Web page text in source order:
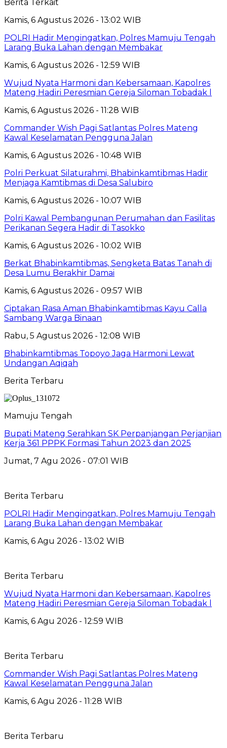
Berita Terkait
Kamis, 6 Agustus 2026 - 13:02 WIB
POLRI Hadir Mengingatkan, Polres Mamuju Tengah
Larang Buka Lahan dengan Membakar
Kamis, 6 Agustus 2026 - 12:59 WIB
Wujud Nyata Harmoni dan Kebersamaan, Kapolres
Mateng Hadiri Peresmian Gereja Siloman Tobadak l
Kamis, 6 Agustus 2026 - 11:28 WIB
Commander Wish Pagi Satlantas Polres Mateng
Kawal Keselamatan Pengguna Jalan
Kamis, 6 Agustus 2026 - 10:48 WIB
Polri Perkuat Silaturahmi, Bhabinkamtibmas Hadir
Menjaga Kamtibmas di Desa Salubiro
Kamis, 6 Agustus 2026 - 10:07 WIB
Polri Kawal Pembangunan Perumahan dan Fasilitas
Perikanan Segera Hadir di Tasokko
Kamis, 6 Agustus 2026 - 10:02 WIB
Berkat Bhabinkamtibmas, Sengketa Batas Tanah di
Desa Lumu Berakhir Damai
Kamis, 6 Agustus 2026 - 09:57 WIB
Ciptakan Rasa Aman Bhabinkamtibmas Kayu Calla
Sambang Warga Binaan
Rabu, 5 Agustus 2026 - 12:08 WIB
Bhabinkamtibmas Topoyo Jaga Harmoni Lewat
Undangan Aqiqah
Berita Terbaru
Mamuju Tengah
Bupati Mateng Serahkan SK Perpanjangan Perjanjian
Kerja 361 PPPK Formasi Tahun 2023 dan 2025
Jumat, 7 Agu 2026 - 07:01 WIB
Berita Terbaru
POLRI Hadir Mengingatkan, Polres Mamuju Tengah
Larang Buka Lahan dengan Membakar
Kamis, 6 Agu 2026 - 13:02 WIB
Berita Terbaru
Wujud Nyata Harmoni dan Kebersamaan, Kapolres
Mateng Hadiri Peresmian Gereja Siloman Tobadak l
Kamis, 6 Agu 2026 - 12:59 WIB
Berita Terbaru
Commander Wish Pagi Satlantas Polres Mateng
Kawal Keselamatan Pengguna Jalan
Kamis, 6 Agu 2026 - 11:28 WIB
Berita Terbaru